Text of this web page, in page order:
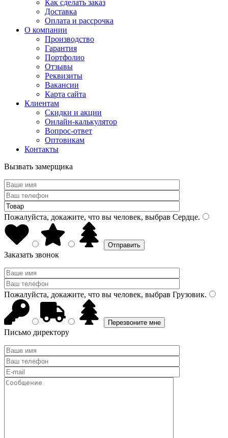
Как сделать заказ
Доставка
Оплата и рассрочка
О компании
Производство
Гарантия
Портфолио
Отзывы
Реквизиты
Вакансии
Карта сайта
Клиентам
Скидки и акции
Онлайн-калькулятор
Вопрос-ответ
Оптовикам
Контакты
Вызвать замерщика
Пожалуйста, докажите, что вы человек, выбрав Сердце.
Заказать звонок
Пожалуйста, докажите, что вы человек, выбрав Грузовик.
Письмо директору